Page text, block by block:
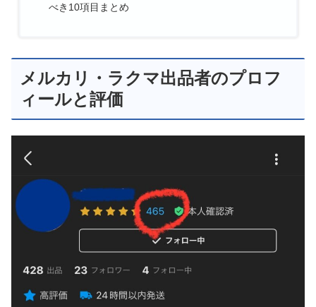
べき10項目まとめ
メルカリ・ラクマ出品者のプロフ
ィールと評価